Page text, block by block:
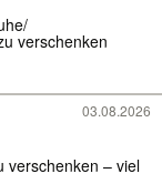
verschenken
03.08.2026
verschenken – viel